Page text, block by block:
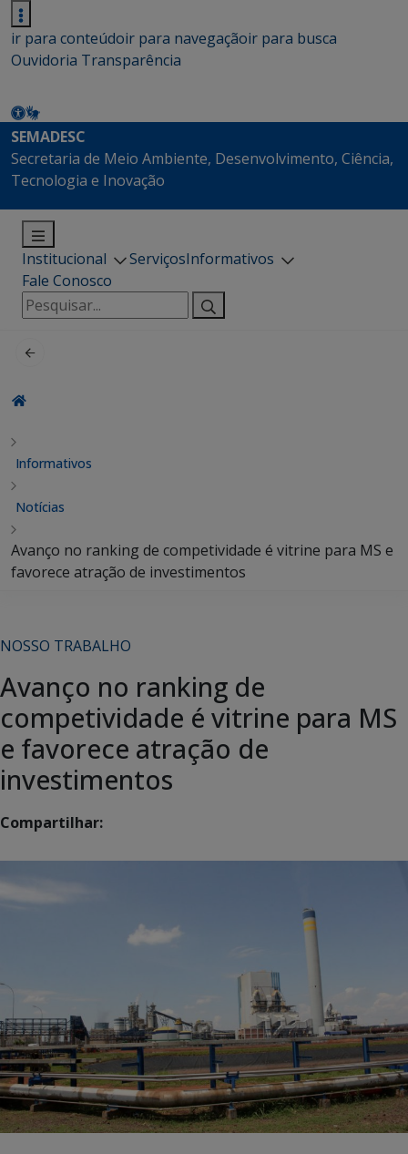
ir para conteúdoir para navegaçãoir para busca
Ouvidoria Transparência
SEMADESC
Secretaria de Meio Ambiente, Desenvolvimento, Ciência,
Tecnologia e Inovação
Institucional ServiçosInformativos
Fale Conosco
Pesquisar
por:
Informativos
Notícias
Avanço no ranking de competividade é vitrine para MS e
favorece atração de investimentos
NOSSO TRABALHO
Avanço no ranking de
competividade é vitrine para MS
e favorece atração de
investimentos
Compartilhar: